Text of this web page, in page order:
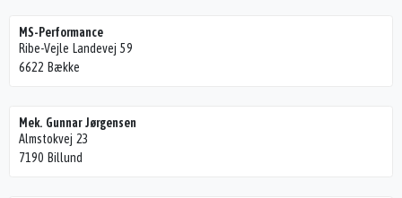
MS-Performance
Ribe-Vejle Landevej 59
6622 Bække
Mek. Gunnar Jørgensen
Almstokvej 23
7190 Billund